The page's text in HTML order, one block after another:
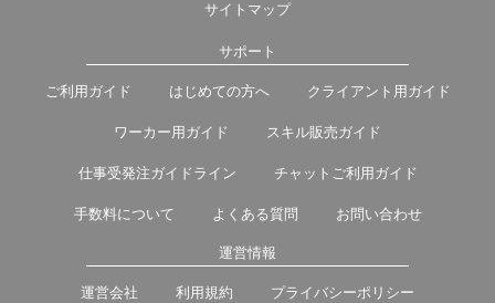
サイトマップ
サポート
ご利用ガイド はじめての方へ クライアント用ガイド
ワーカー用ガイド スキル販売ガイド
仕事受発注ガイドライン チャットご利用ガイド
手数料について よくある質問 お問い合わせ
運営情報
運営会社 利用規約 プライバシーポリシー